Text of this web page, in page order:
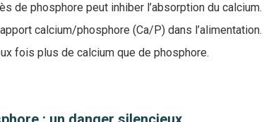
de phosphore peut inhiber l’absorption du calcium.
calcium/phosphore (Ca/P) dans
fois plus de calcium que de phosphore.